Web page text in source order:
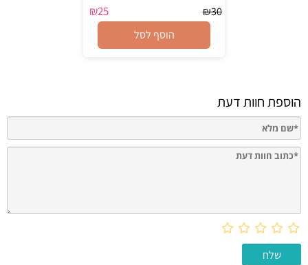
₪30
₪25
הוסף לסל
הוספת חוות דעת